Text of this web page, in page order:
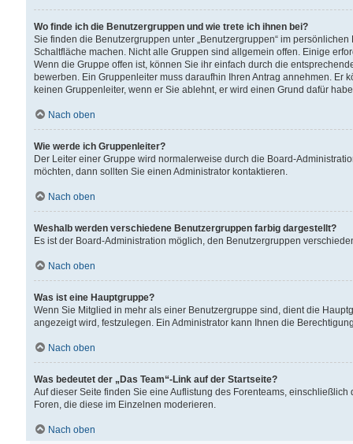
Wo finde ich die Benutzergruppen und wie trete ich ihnen bei?
Sie finden die Benutzergruppen unter „Benutzergruppen“ im
Schaltfläche machen. Nicht alle Gruppen sind allgemein offen. Einige
Wenn die Gruppe offen ist, können Sie ihr einfach durch die
bewerben. Ein Gruppenleiter muss daraufhin Ihren Antrag annehmen.
keinen Gruppenleiter, wenn er Sie ablehnt, er wird einen Grund dafür
Nach oben
Wie werde ich Gruppenleiter?
Der Leiter einer Gruppe wird normalerweise durch die Board-
möchten, dann sollten Sie einen Administrator kontaktieren.
Nach oben
Weshalb werden verschiedene Benutzergruppen farbig dargestellt?
Es ist der Board-Administration möglich, den Benutzergruppen
Nach oben
Was ist eine Hauptgruppe?
Wenn Sie Mitglied in mehr als einer Benutzergruppe sind, dient die
angezeigt wird, festzulegen. Ein Administrator kann Ihnen die
Nach oben
Was bedeutet der „Das Team“-Link auf der Startseite?
Auf dieser Seite finden Sie eine Auflistung des Forenteams,
Foren, die diese im Einzelnen moderieren.
Nach oben